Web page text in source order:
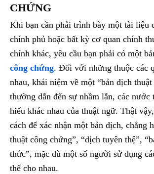
CHỨNG
Khi bạn cần phải trình bày một tài liệu
chính phủ hoặc bất kỳ cơ quan chính
chính khác, yêu cầu bạn phải có một
công chứng. Đối với những thuộc các
nhau, khái niệm về một “bản dịch thuật
thường dẫn đến sự nhầm lẫn, các nước
hiểu khác nhau của thuật ngữ. Thật
cách để xác nhận một bản dịch, chẳng
thuật công chứng”, “dịch tuyên thệ”,
thức”, mặc dù một số người sử dụng
thế cho nhau.